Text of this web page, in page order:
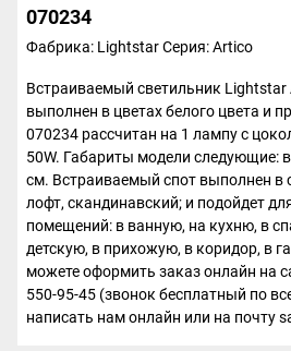
070234
Фабрика: LightstarСерия: Artico
Встраиваемый светильник Lightstar
выполнен в цветах белого цвета и
070234 рассчитан на 1 лампу с
50W. Габариты модели следующие:
см. Встраиваемый спот выполнен в
лофт, скандинавский; и подойдет
помещений: в ванную, на кухню, в
детскую, в прихожую, в коридор, в
можете оформить заказ онлайн на
550-95-45 (звонок бесплатный по
написать нам онлайн или на почту